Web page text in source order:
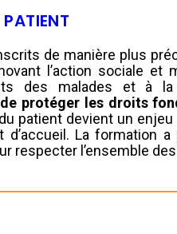
de manière plus
l’action sociale et
des malades et à
protéger les droits
patient devient un
d’accueil. La formation
respecter l’ensemble